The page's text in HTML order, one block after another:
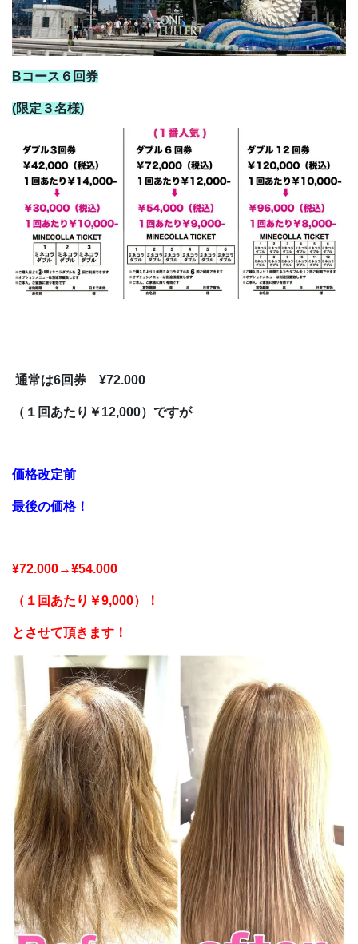
Bコース６回券
(限定３名様)
通常は6回券 ¥72.000
（１回あたり￥12,000）ですが
価格改定前
最後の価格！
¥72.000→¥54.000
（１回あたり￥9,000）！
とさせて頂きます！